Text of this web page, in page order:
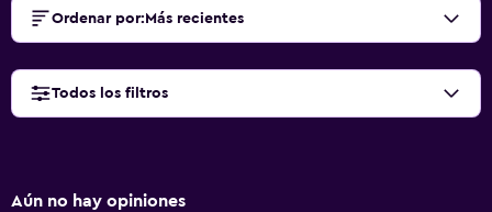
Ordenar por: Más recientes
Todos los filtros
Aún no hay opiniones